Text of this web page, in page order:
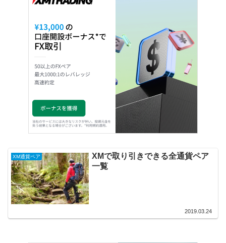
XM通貨ペア
XMで取り引きできる全通貨ペア
一覧
2019.03.24